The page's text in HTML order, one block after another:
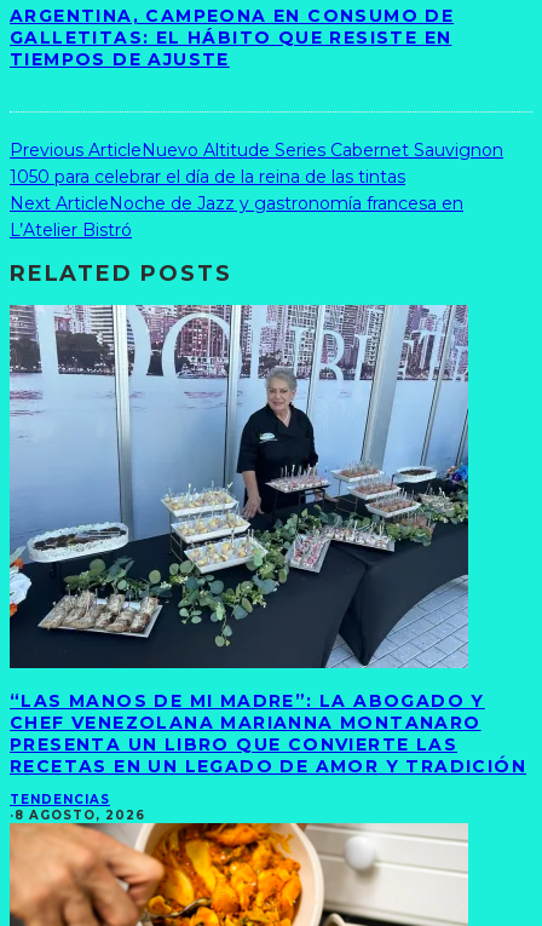
ARGENTINA, CAMPEONA EN CONSUMO DE
GALLETITAS: EL HÁBITO QUE RESISTE EN
TIEMPOS DE AJUSTE
Previous Article Nuevo Altitude Series Cabernet Sauvignon
1050 para celebrar el día de la reina de las tintas
Next Article Noche de Jazz y gastronomía francesa en
L’Atelier Bistró
RELATED POSTS
“LAS MANOS DE MI MADRE”: LA ABOGADO Y
CHEF VENEZOLANA MARIANNA MONTANARO
PRESENTA UN LIBRO QUE CONVIERTE LAS
RECETAS EN UN LEGADO DE AMOR Y TRADICIÓN
TENDENCIAS
·8 AGOSTO, 2026